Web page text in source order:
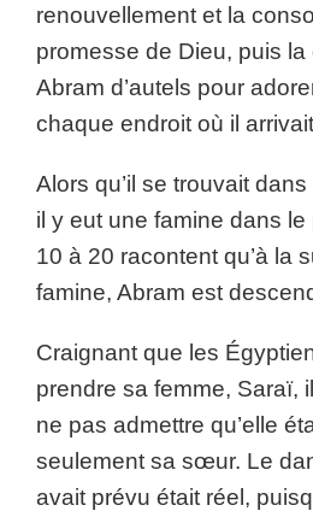
renouvellement et la
promesse de Dieu, puis
Abram d’autels pour
chaque endroit où il
Alors qu’il se trouvait
il y eut une famine dans
10 à 20 racontent qu’à la
famine, Abram est
Craignant que les
prendre sa femme, Saraï,
ne pas admettre qu’elle
seulement sa sœur. Le
avait prévu était réel,